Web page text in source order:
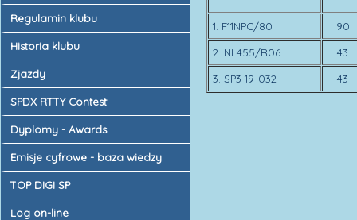
Regulamin klubu
Historia klubu
Zjazdy
SPDX RTTY Contest
Dyplomy - Awards
Emisje cyfrowe - baza wiedzy
TOP DIGI SP
Log on-line
1. F11NPC/80 90
2. NL455/R06 43
3. SP3-19-032 43